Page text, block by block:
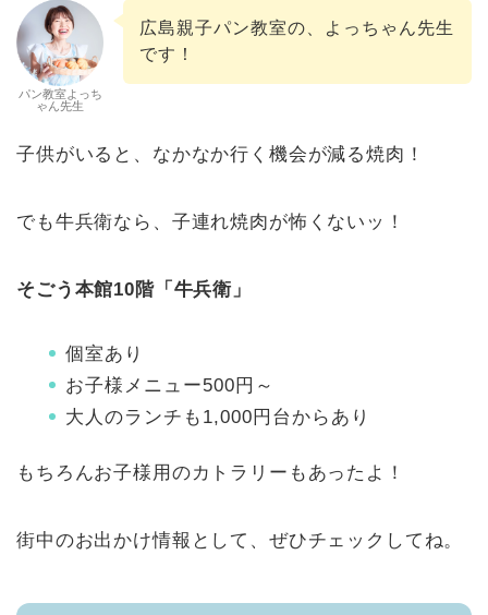
パン教室よっち
ゃん先生
広島親子パン教室の、よっちゃん先生
です！
子供がいると、なかなか行く機会が減る焼肉！
でも牛兵衛なら、子連れ焼肉が怖くないッ！
そごう本館10階「牛兵衛」
個室あり
お子様メニュー500円～
大人のランチも1,000円台からあり
もちろんお子様用のカトラリーもあったよ！
街中のお出かけ情報として、ぜひチェックしてね。